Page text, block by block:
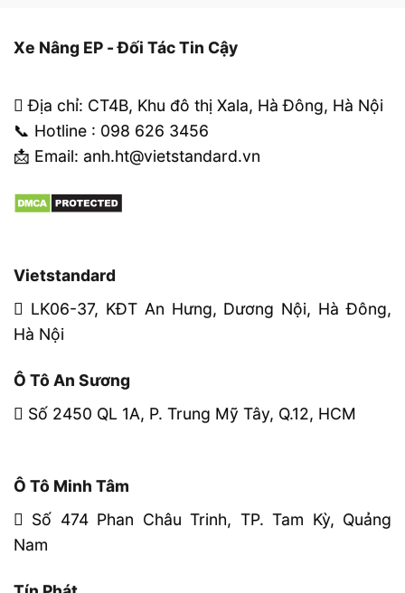
Xe Nâng EP - Đối Tác Tin Cậy
Địa chỉ: CT4B, Khu đô thị Xala, Hà Đông, Hà Nội
📞 Hotline : 098 626 3456
📩 Email: anh.ht@vietstandard.vn
Vietstandard
LK06-37, KĐT An Hưng, Dương Nội, Hà Đông,
Hà Nội
Ô Tô An Sương
Số 2450 QL 1A, P. Trung Mỹ Tây, Q.12, HCM
Ô Tô Minh Tâm
Số 474 Phan Châu Trinh, TP. Tam Kỳ, Quảng
Nam